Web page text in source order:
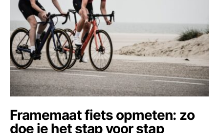
Framemaat fiets opmeten: zo
doe je het stap voor stap